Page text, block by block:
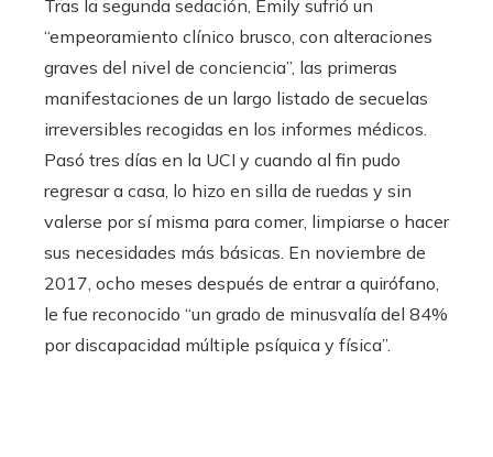
Tras la segunda sedación, Emily sufrió un
“empeoramiento clínico brusco, con alteraciones
graves del nivel de conciencia”, las primeras
manifestaciones de un largo listado de secuelas
irreversibles recogidas en los informes médicos.
Pasó tres días en la UCI y cuando al fin pudo
regresar a casa, lo hizo en silla de ruedas y sin
valerse por sí misma para comer, limpiarse o hacer
sus necesidades más básicas. En noviembre de
2017, ocho meses después de entrar a quirófano,
le fue reconocido “un grado de minusvalía del 84%
por discapacidad múltiple psíquica y física”.